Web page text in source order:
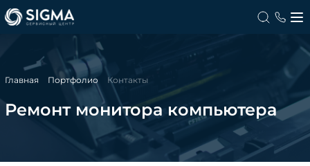
Главная Портфолио Контакты
Ремонт монитора компьютера